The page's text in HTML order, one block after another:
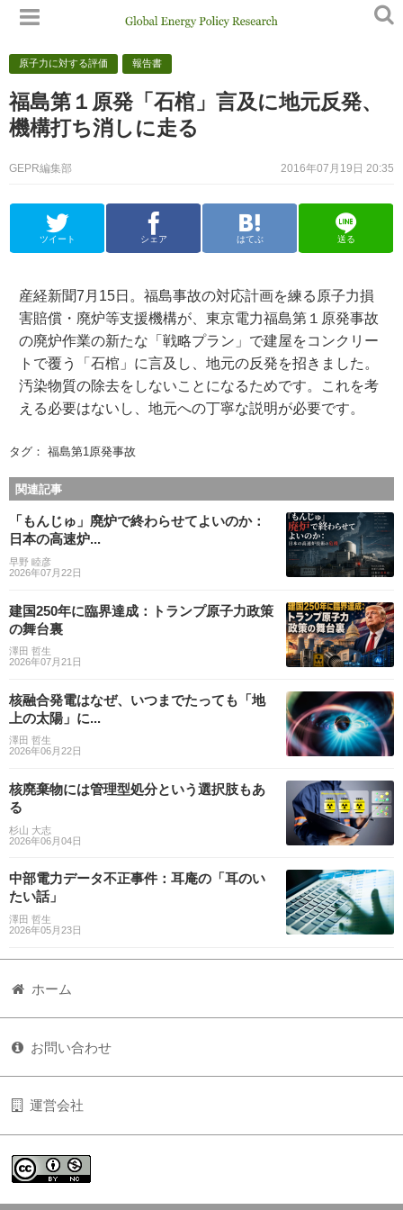
原子力に対する評価 報告書
福島第１原発「石棺」言及に地元反発、
機構打ち消しに走る
2016年07月19日 20:35
GEPR編集部
ツイート シェア はてぶ 送る
産経新聞7月15日。福島事故の対応計画を練る原子力損
害賠償・廃炉等支援機構が、東京電力福島第１原発事故
の廃炉作業の新たな「戦略プラン」で建屋をコンクリー
トで覆う「石棺」に言及し、地元の反発を招きました。
汚染物質の除去をしないことになるためです。これを考
える必要はないし、地元への丁寧な説明が必要です。
タグ： 福島第1原発事故
関連記事
「もんじゅ」廃炉で終わらせてよいのか：
日本の高速炉...
早野 睦彦
2026年07月22日
建国250年に臨界達成：トランプ原子力政策
の舞台裏
澤田 哲生
2026年07月21日
核融合発電はなぜ、いつまでたっても「地
上の太陽」に...
澤田 哲生
2026年06月22日
核廃棄物には管理型処分という選択肢もあ
る
杉山 大志
2026年06月04日
中部電力データ不正事件：耳庵の「耳のい
たい話」
澤田 哲生
2026年05月23日
ホーム
お問い合わせ
運営会社